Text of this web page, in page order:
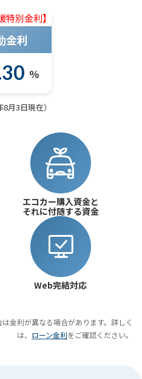
特別金利】
金利
％
8月3日現在）
エコカー購入資金と
それに付随する資金
Web完結対応
金利が異なる場合があります。詳しく
は、 ローン金利をご確認ください。